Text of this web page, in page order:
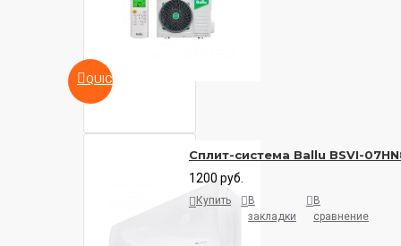
QUICKVIEW
Сплит-система Ballu BSVI-
1200 руб.
Купить
В
закладки
В
сравнение